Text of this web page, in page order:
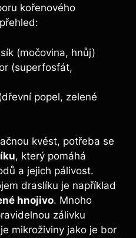
kořenového
⁢(močovina, hnůj)
(superfosfát,
⁣popel, ⁢zelené
kvést, potřeba se‍
, který pomáhá
⁤a jejich pálivost.
draslíku je ‌například
hnojivo. Mnoho⁣
zálivku
mikroživiny‍ jako ⁢je bor